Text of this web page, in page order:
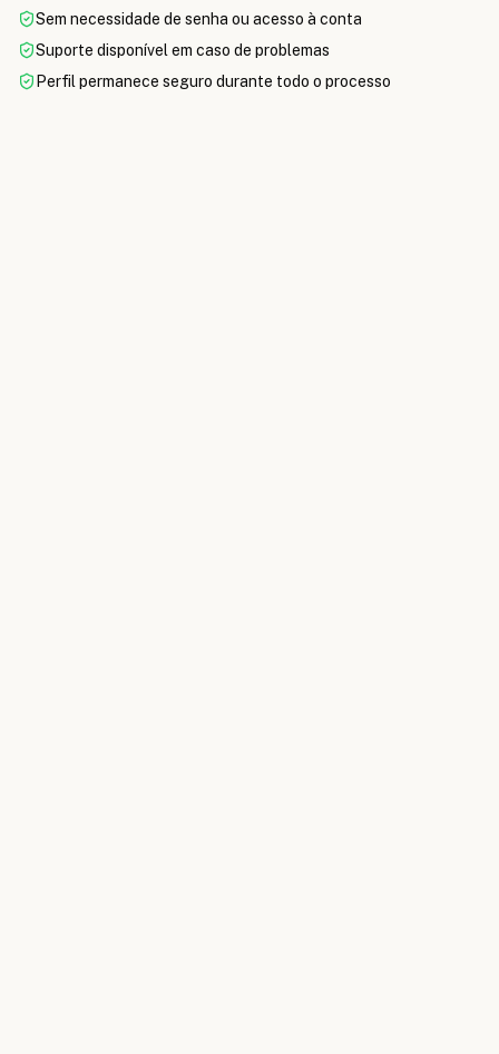
Sem necessidade de senha ou acesso à conta
Suporte disponível em caso de problemas
Perfil permanece seguro durante todo o processo